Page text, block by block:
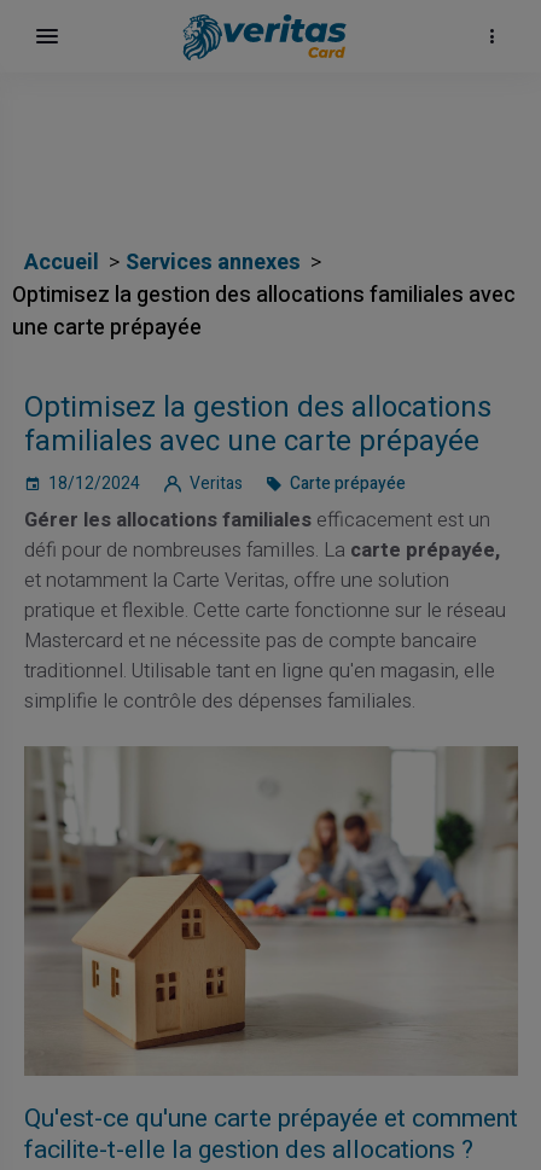
Accueil
Services annexes
Optimisez la gestion des allocations familiales avec
une carte prépayée
Optimisez la gestion des allocations
familiales avec une carte prépayée
18/12/2024 Veritas Carte prépayée
Gérer les allocations familialesefficacement est un
défi pour de nombreuses familles. La carte prépayée,
et notamment la Carte Veritas, offre une solution
pratique et flexible. Cette carte fonctionne sur le réseau
Mastercard et ne nécessite pas de compte bancaire
traditionnel. Utilisable tant en ligne qu'en magasin, elle
simplifie le contrôle des dépenses familiales.
Qu'est-ce qu'une carte prépayée et comment
facilite-t-elle la gestion des allocations ?